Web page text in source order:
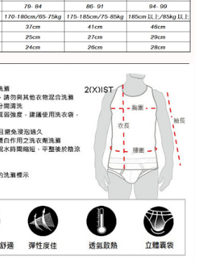
」時，將依據個別帳號之用戶狀況，依本公司即
；若仍有額度不足之情形，本公司將視審查結果
或使用他人資訊註冊。若發現惡意使用之情形，
權停止該用戶之使用額度並採取法律行動。
查看運費